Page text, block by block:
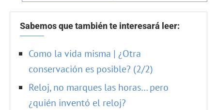
Sabemos que también te interesará leer:
Como la vida misma | ¿Otra
conservación es posible? (2/2)
Reloj, no marques las horas… pero
¿quién inventó el reloj?